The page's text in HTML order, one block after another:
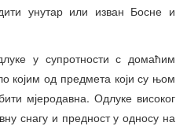
унутар или изван Босне и
у супротности с домаћим
којим од предмета који су њом
мјеродавна. Одлуке високог
снагу и предност у односу на